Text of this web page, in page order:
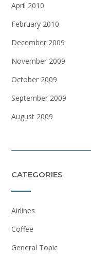
April 2010
February 2010
December 2009
November 2009
October 2009
September 2009
August 2009
CATEGORIES
Airlines
Coffee
General Topic